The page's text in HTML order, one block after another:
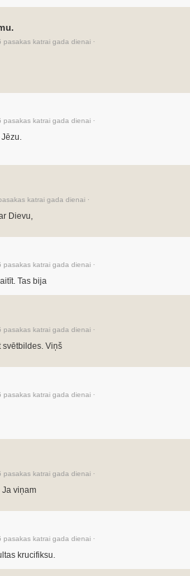
pasakas katrai gada dienai ·
pasakas katrai gada dienai ·
katrai gada dienai ·
Dievu,
pasakas katrai gada dienai ·
Tas bija
pasakas katrai gada dienai ·
svētbildes. Viņš
pasakas katrai gada dienai ·
pasakas katrai gada dienai ·
viņam
pasakas katrai gada dienai ·
krucifiksu.